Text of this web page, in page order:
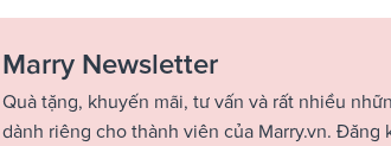
Marry Newsletter
Quà tặng, khuyến mãi, tư vấn và rất nhiều
dành riêng cho thành viên của Marry.vn. Đăng